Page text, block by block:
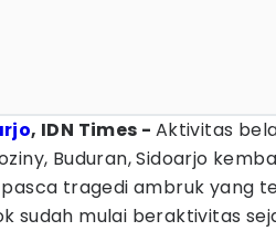
, IDN Times - Aktivitas
Buduran, Sidoarjo
tragedi ambruk yang
sudah mulai beraktivitas